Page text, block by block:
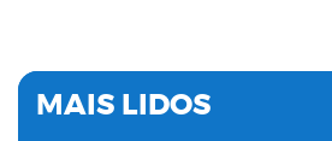
MAIS LIDOS